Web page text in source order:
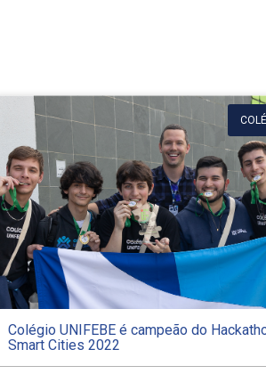
Colégio UNIFEBE é campeão do
Smart Cities 2022